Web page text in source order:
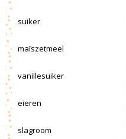
suiker
maïszetmeel
vanillesuiker
eieren
slagroom